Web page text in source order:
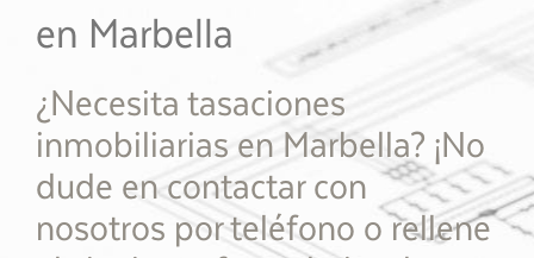
en Marbella
¿Necesita tasaciones
inmobiliarias en Marbella? ¡No
dude en contactar con
nosotros por teléfono o rellene